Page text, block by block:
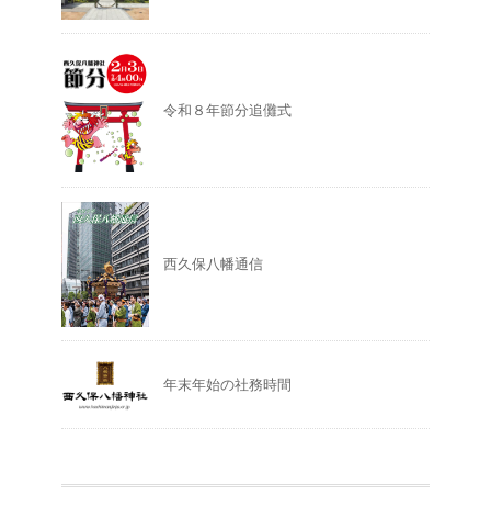
令和８年節分追儺式
西久保八幡通信
年末年始の社務時間